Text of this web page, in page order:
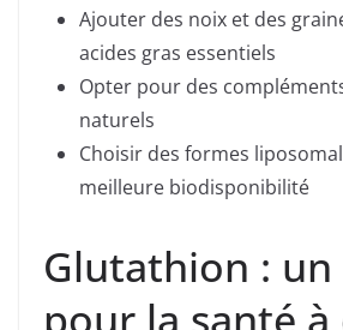
Ajouter des noix et des
acides gras essentiels
Opter pour des
naturels
Choisir des formes
meilleure biodisponibilité
Glutathion :
pour la santé à